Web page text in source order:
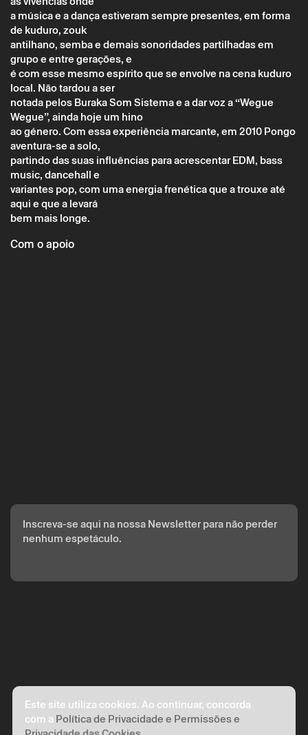
Este site utiliza cookies. Ao continuar, concorda
com a Política de Privacidade e Permissões e
a música e a dança estiveram sempre presentes, em forma
de kuduro, zouk
antilhano, semba e demais sonoridades partilhadas em
grupo e entre gerações, e
é com esse mesmo espírito que se envolve na cena kuduro
local. Não tardou a ser
notada pelos Buraka Som Sistema e a dar voz a “Wegue
Wegue”, ainda hoje um hino
ao género. Com essa experiência marcante, em 2010 Pongo
aventura-se a solo,
partindo das suas influências para acrescentar EDM, bass
music, dancehall e
variantes pop, com uma energia frenética que a trouxe até
aqui e que a levará
bem mais longe.
Com o apoio
Inscreva-se aqui na nossa Newsletter para não perder
nenhum espetáculo.
* campos de preenchimento obrigatório.
A reserva só é válida após confirmação da parte do Theatro
* campos de preenchimento obrigatório.